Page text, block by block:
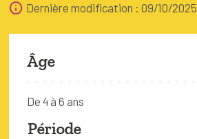
Bruxelles Temps Libre
Dernière modification : 09/10/2025
Âge
De 4 à 6 ans
Période